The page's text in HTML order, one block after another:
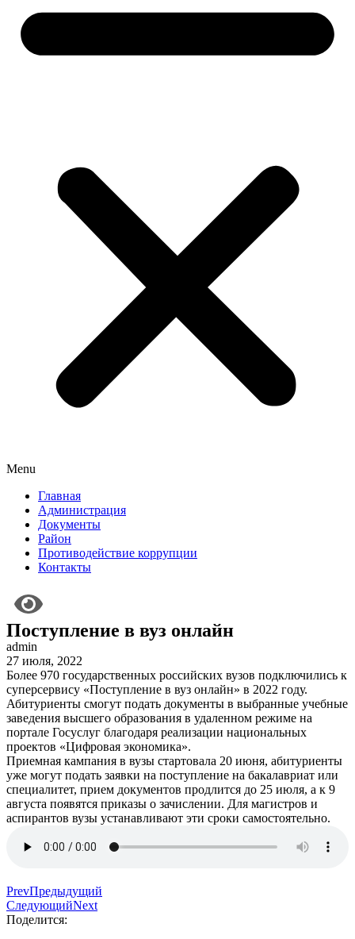
Menu
Главная
Администрация
Документы
Район
Противодействие коррупции
Контакты
Поступление в вуз онлайн
admin
27 июля, 2022
Более 970 государственных российских вузов подключились к
суперсервису «Поступление в вуз онлайн» в 2022 году.
Абитуриенты смогут подать документы в выбранные учебные
заведения высшего образования в удаленном режиме на
портале Госуслуг благодаря реализации национальных
проектов «Цифровая экономика».
Приемная кампания в вузы стартовала 20 июня, абитуриенты
уже могут подать заявки на поступление на бакалавриат или
специалитет, прием документов продлится до 25 июля, а к 9
августа появятся приказы о зачислении. Для магистров и
аспирантов вузы устанавливают эти сроки самостоятельно.
PrevПредыдущий
СледующийNext
Поделится: